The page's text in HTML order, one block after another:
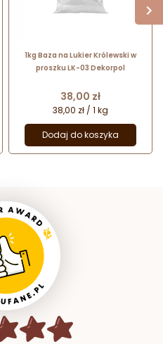
1kg Baza na Lukier Królewski w
proszku LK-03 Dekorpol
Cena
38,00 zł
38,00 zł / 1 kg
Dodaj do koszyka